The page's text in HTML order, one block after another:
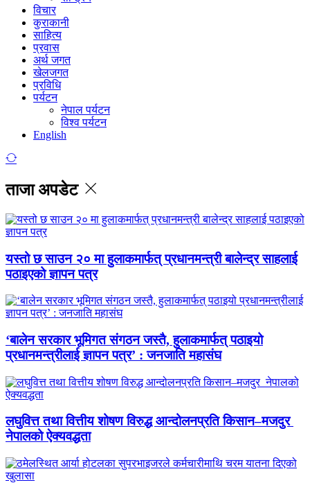
विचार
कुराकानी
साहित्य
प्रवास
अर्थ जगत
खेलजगत
प्रविधि
पर्यटन
नेपाल पर्यटन
विश्व पर्यटन
English
ताजा अपडेट
यस्तो छ साउन २० मा हुलाकमार्फत् प्रधानमन्त्री बालेन्द्र साहलाई
पठाइएको ज्ञापन पत्र
‘बालेन सरकार भूमिगत संगठन जस्तै, हुलाकमार्फत् पठाइयो
प्रधानमन्त्रीलाई ज्ञापन पत्र’ : जनजाति महासंघ
लघुवित्त तथा वित्तीय शोषण विरुद्ध आन्दोलनप्रति किसान–मजदुर
नेपालको ऐक्यवद्धता